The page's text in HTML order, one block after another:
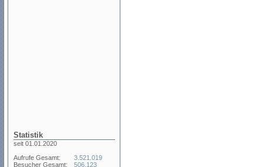
Statistik
seit 01.01.2020
Aufrufe Gesamt:
Besucher Gesamt:
3.521.019
506.123